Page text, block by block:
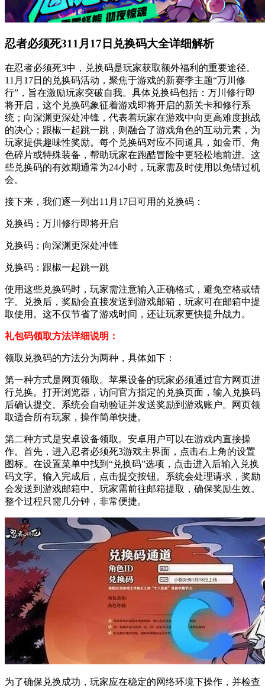
忍者必须死311月17日兑换码大全详细解析
在忍者必须死3中，兑换码是玩家获取额外福利的重要途径。
11月17日的兑换码活动，聚焦于游戏的新赛季主题“万川修
行”，旨在激励玩家突破自我。具体兑换码包括：万川修行即
将开启，这个兑换码象征着游戏即将开启的新关卡和修行系
统；向深渊更深处冲锋，代表着玩家在游戏中向更高难度挑战
的决心；跟椒一起跳一跳，则融合了游戏角色的互动元素，为
玩家提供趣味性奖励。每个兑换码对应不同道具，如金币、角
色碎片或特殊装备，帮助玩家在跑酷冒险中更轻松地前进。这
些兑换码的有效期通常为24小时，玩家需及时使用以免错过机
会。
接下来，我们逐一列出11月17日可用的兑换码：
兑换码：万川修行即将开启
兑换码：向深渊更深处冲锋
兑换码：跟椒一起跳一跳
使用这些兑换码时，玩家需注意输入正确格式，避免空格或错
字。兑换后，奖励会直接发送到游戏邮箱，玩家可在邮箱中提
取使用。这不仅节省了游戏时间，还让玩家更快提升战力。
礼包码领取方法详细说明：
领取兑换码的方法分为两种，具体如下：
第一种方式是网页领取。苹果设备的玩家必须通过官方网页进
行兑换。打开浏览器，访问官方指定的兑换页面，输入兑换码
后确认提交。系统会自动验证并发送奖励到游戏账户。网页领
取适合所有玩家，操作简单快捷。
第二种方式是安卓设备领取。安卓用户可以在游戏内直接操
作。首先，进入忍者必须死3游戏主界面，点击右上角的设置
图标。在设置菜单中找到“兑换码”选项，点击进入后输入兑换
码文字。输入完成后，点击提交按钮。系统会处理请求，奖励
会发送到游戏邮箱中。玩家需前往邮箱提取，确保奖励生效。
整个过程只需几分钟，非常便捷。
为了确保兑换成功，玩家应在稳定的网络环境下操作，并检查